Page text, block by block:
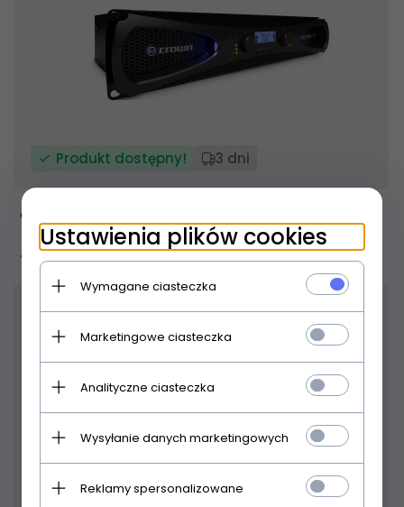
Produkt dostępny! 3 dni
Crown XLS1002 końcówka mocy
1 599,00PLN
Ustawienia plików cookies
Wymagane ciasteczka
Marketingowe ciasteczka
Analityczne ciasteczka
Wysyłanie danych marketingowych
Reklamy spersonalizowane